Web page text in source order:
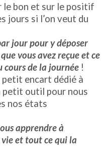
le bon et sur le positif
jours si l’on veut du
jour pour y déposer
vous avez reçue et ce
cours de la journée !
encart dédié à
outil pour nous
nos états
apprendre à
et tout ce qui la